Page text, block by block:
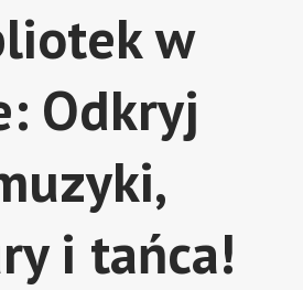
w
Odkryj
i tańca!